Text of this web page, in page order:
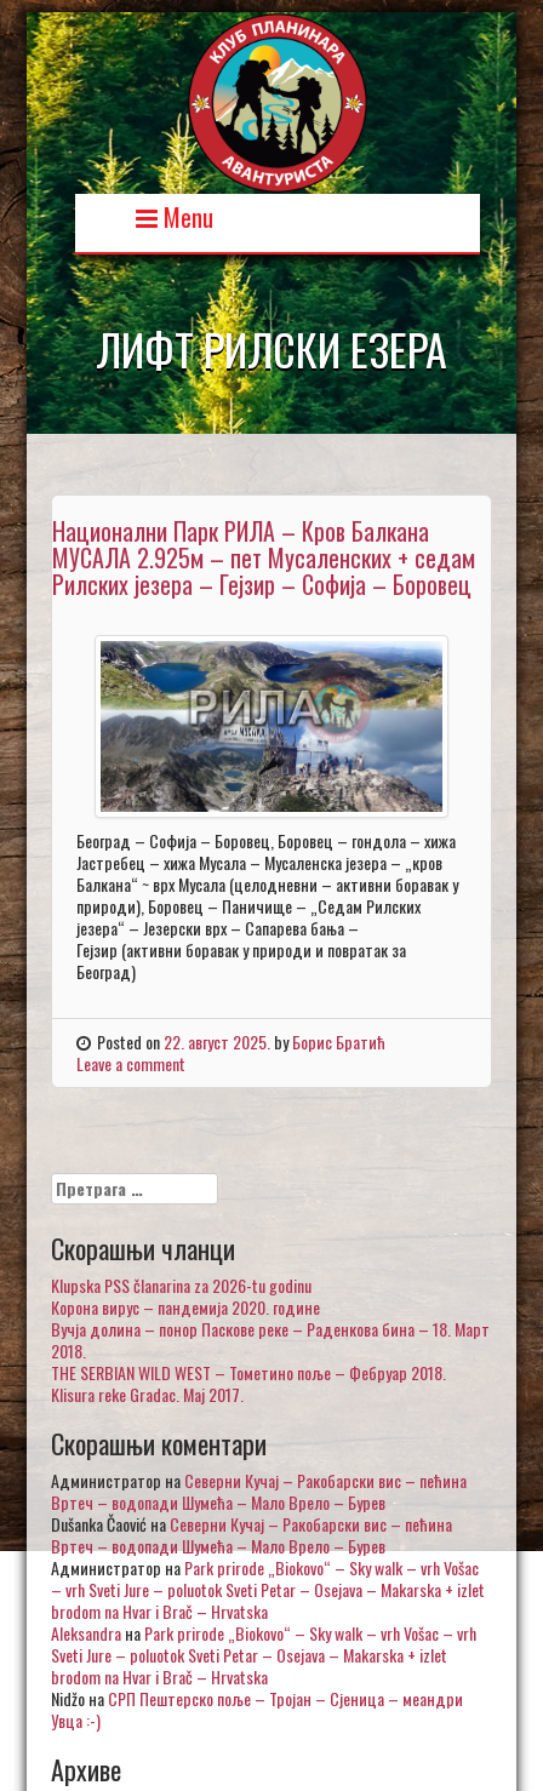
Skip
to
content
Menu
ЛИФТ РИЛСКИ ЕЗЕРА
Национални Парк РИЛА – Кров Балкана
МУСАЛА 2.925м – пет Мусаленских + седам
Рилских језера – Гејзир – Софија – Боровец
Београд – Софија – Боровец, Боровец – гондола – хижа
Јастребец – хижа Мусала – Мусаленска језера – „кров
Балкана“ ~ врх Мусала (целодневни – активни боравак у
природи), Боровец – Паничище – „Седам Рилских
језера“ – Језерски врх – Сапарева бања –
Гејзир (активни боравак у природи и повратак за
Београд)
Posted on22. август 2025. byБорис Братић
Leave a comment
Претрага
за:
Скорашњи чланци
Klupska PSS članarina za 2026-tu godinu
Корона вирус – пандемија 2020. године
Вучја долина – понор Паскове реке – Раденкова бина – 18. Март
2018.
THE SERBIAN WILD WEST – Тометино поље – Фебруар 2018.
Klisura reke Gradac. Maj 2017.
Скорашњи коментари
Администратор наСеверни Кучај – Ракобарски вис – пећина
Вртеч – водопади Шумећа – Мало Врело – Бурев
Dušanka ČaovićнаСеверни Кучај – Ракобарски вис – пећина
Вртеч – водопади Шумећа – Мало Врело – Бурев
Администратор наPark prirode „Biokovo“ – Sky walk – vrh Vošac
– vrh Sveti Jure – poluotok Sveti Petar – Osejava – Makarska + izlet
brodom na Hvar i Brač – Hrvatska
AleksandraнаPark prirode „Biokovo“ – Sky walk – vrh Vošac – vrh
Sveti Jure – poluotok Sveti Petar – Osejava – Makarska + izlet
brodom na Hvar i Brač – Hrvatska
NidžoнаСРП Пештерско поље – Тројан – Сјеница – меандри
Увца :-)
Архиве